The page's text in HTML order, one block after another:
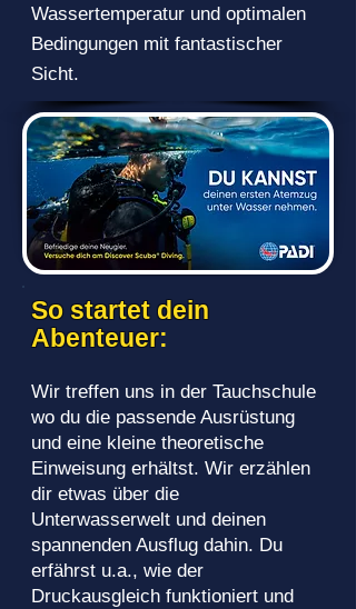
Wassertemperatur und optimalen
Bedingungen mit fantastischer
Sicht.
So startet dein
Abenteuer:
Wir treffen uns in der Tauchschule
wo du die passende Ausrüstung
und eine kleine theoretische
Einweisung erhältst. Wir erzählen
dir etwas über die
Unterwasserwelt und deinen
spannenden Ausflug dahin. Du
erfährst u.a., wie der
Druckausgleich funktioniert und